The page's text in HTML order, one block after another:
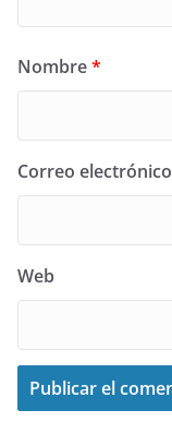
Nombre*
Correo electrónico
Web